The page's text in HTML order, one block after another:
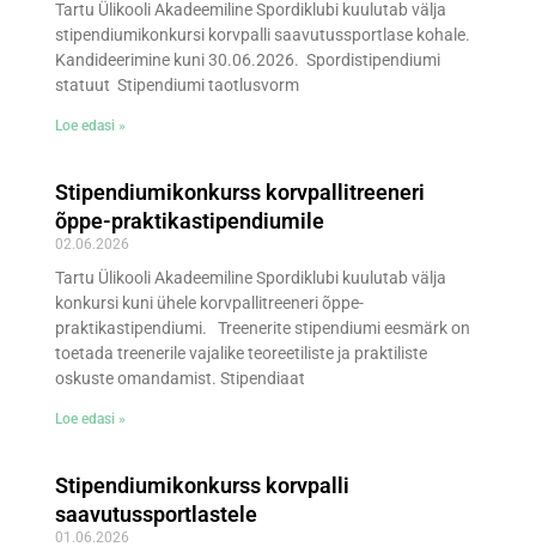
Tartu Ülikooli Akadeemiline Spordiklubi kuulutab välja
stipendiumikonkursi korvpalli saavutussportlase kohale.
Kandideerimine kuni 30.06.2026. Spordistipendiumi
statuut Stipendiumi taotlusvorm
Loe edasi »
Stipendiumikonkurss korvpallitreeneri
õppe-praktikastipendiumile
02.06.2026
Tartu Ülikooli Akadeemiline Spordiklubi kuulutab välja
konkursi kuni ühele korvpallitreeneri õppe-
praktikastipendiumi. Treenerite stipendiumi eesmärk on
toetada treenerile vajalike teoreetiliste ja praktiliste
oskuste omandamist. Stipendiaat
Loe edasi »
Stipendiumikonkurss korvpalli
saavutussportlastele
01.06.2026